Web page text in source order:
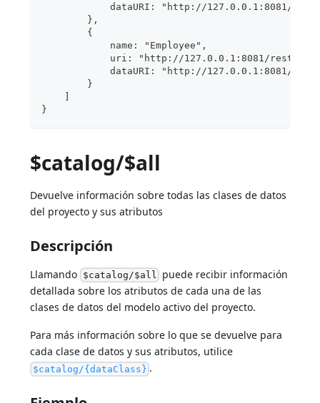
dataURI: "http://127.0.0.1:8081/
        },
        {
            name: "Employee",
uri: "http://127.0.0.1:8081/rest/
dataURI: "http://127.0.0.1:8081/
        }
    ]
}
$catalog/$all
Devuelve información sobre todas las clases de datos
del proyecto y sus atributos
Descripción
Llamando $catalog/$all puede recibir información
detallada sobre los atributos de cada una de las
clases de datos del modelo activo del proyecto.
Para más información sobre lo que se devuelve para
cada clase de datos y sus atributos, utilice
$catalog/{dataClass} .